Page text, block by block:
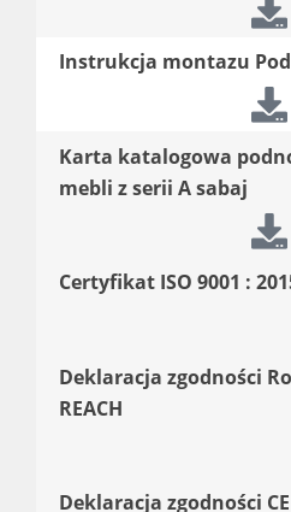
Instrukcja montazu
Karta katalogowa
mebli z serii A sabaj
Certyfikat ISO 9001 :
Deklaracja zgodności
REACH
Deklaracja zgodności CE